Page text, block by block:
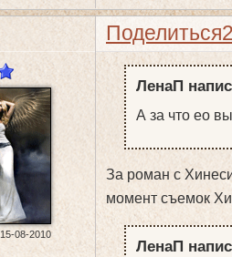
Поделиться
08-2010
ЛенаП
А за что ео
За роман с
момент съемок
ЛенаП